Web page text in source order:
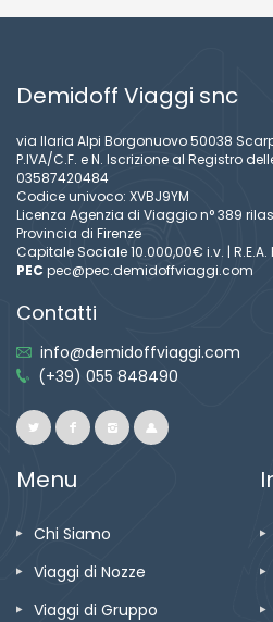
Demidoff Viaggi snc
via Ilaria Alpi Borgonuovo 50038
P.IVA/C.F. e N. Iscrizione al Registro
03587420484
Codice univoco: XVBJ9YM
Licenza Agenzia di Viaggio n° 389
Provincia di Firenze
Capitale Sociale 10.000,00€ i.v. | R.E.A.
PEC pec@pec.demidoffviaggi.com
Contatti
info@demidoffviaggi.com
(+39) 055 848490
Menu
Chi Siamo
Viaggi di Nozze
Viaggi di Gruppo